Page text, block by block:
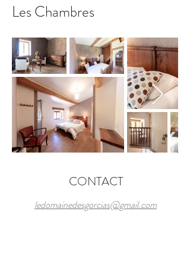
Les Chambres
CONTACT
ledomainedesgorcias@gmail.com